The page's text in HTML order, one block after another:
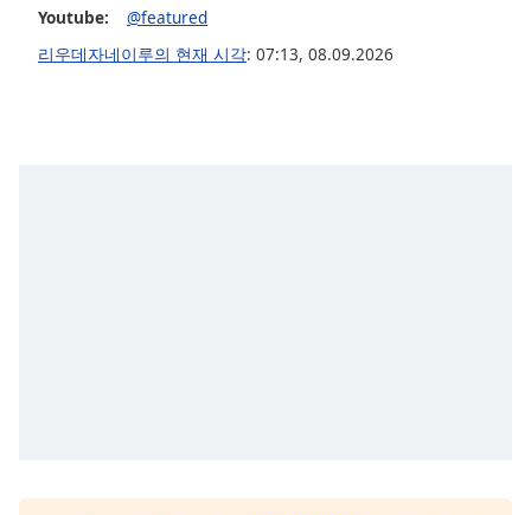
Opacity
Youtube:
@featured
리우데자네이루의 현재 시각: 07:13, 08.09.2026